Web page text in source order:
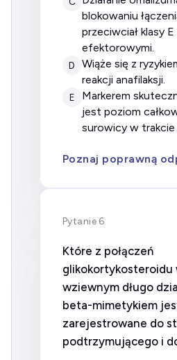
blokowaniu
przeciwciał klasy
efektorowymi.
D
wiąże się z ryzykiem wystąpienia
reakcji anafilaksji.
E
markerem skuteczności terapii
jest poziom
surowicy w trakcie
Poznaj poprawną
Pytanie 6
Które z połączeń
glikokortykosteroidu
wziewnym długo
beta-mimetykiem
zarejestrowane do
podtrzymującego i